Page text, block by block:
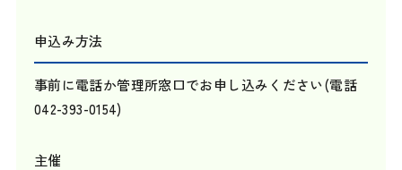
申込み方法
事前に電話か管理所窓口でお申し込みください(電話
042-393-0154)
主催